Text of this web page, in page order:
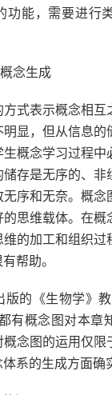
功能，需要进行
念生成
式表示概念相互
显，但从信息的
概念学习过程
存是无序的、非
序和无奈。概念
思维载体。在
的加工和组织过
帮助。
版的《生物学》
有概念图对本章
念图的运用仅限
系的生成方面确